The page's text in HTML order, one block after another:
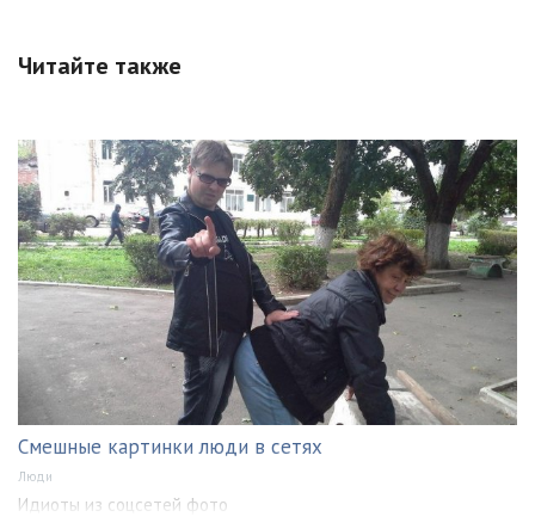
Читайте также
Смешные картинки люди в сетях
Люди
Идиоты из соцсетей фото